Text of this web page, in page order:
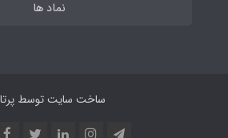
نماد ها
ساخت سایت توسط